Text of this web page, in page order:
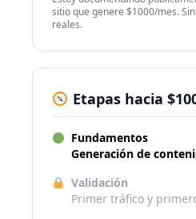
sitio que genere $1000/mes.
reales.
Etapas hacia
Fundamentos
Generación de
Validación
Primer tráfico y